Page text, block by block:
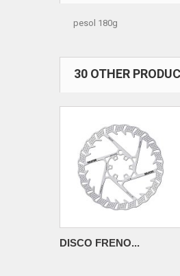
pesol 180g
30 OTHER
DISCO FRENO...